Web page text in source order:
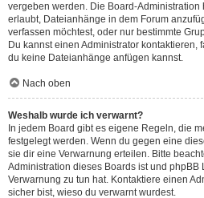
vergeben werden. Die Board-
erlaubt, Dateianhänge in dem Forum
verfassen möchtest, oder nur bestimmte
Du kannst einen Administrator kontaktieren,
du keine Dateianhänge anfügen kannst.
Nach oben
Weshalb wurde ich verwarnt?
In jedem Board gibt es eigene Regeln, die
festgelegt werden. Wenn du gegen eine
sie dir eine Verwarnung erteilen. Bitte
Administration dieses Boards ist und phpBB
Verwarnung zu tun hat. Kontaktiere einen
sicher bist, wieso du verwarnt wurdest.